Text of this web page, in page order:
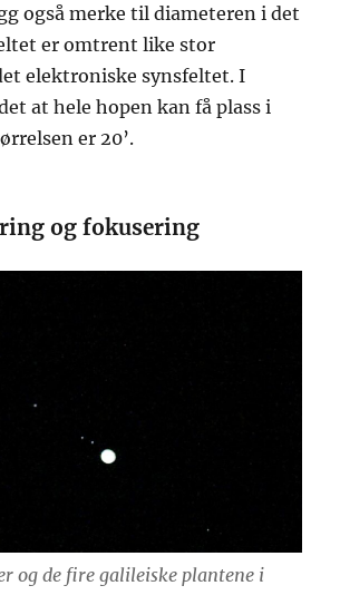
også merke til diameteren i det
er omtrent like stor
elektroniske synsfeltet. I
at hele hopen kan få plass i
er 20’.
og fokusering
og de fire galileiske plantene i